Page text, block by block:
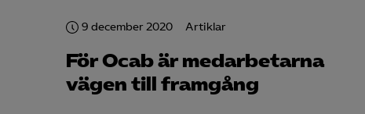
9 december 2020 Artiklar
För Ocab är medarbetarna
vägen till framgång